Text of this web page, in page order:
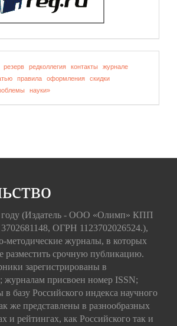
резерв редколлегия контакты
журнале
правила оформления
скидки
науки»
году (Издатель - ООО «Олимп» КПП
ОГРН 1123702026524.),
методические журналы, в которых
разместить срочную публикацию.
зарегистрированы в
журналам присвоен номер ISSN;
базу Российского индекса научного
же представлены в разнообразных
и рейтингах, как Российского так и